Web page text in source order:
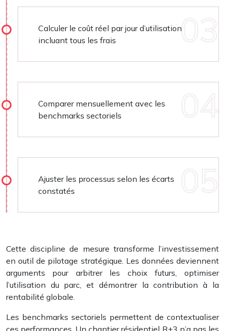
Calculer le coût réel par jour d’utilisation
incluant tous les frais
Comparer mensuellement avec les
benchmarks sectoriels
Ajuster les processus selon les écarts
constatés
Cette discipline de mesure transforme l’investissement
en outil de pilotage stratégique. Les données deviennent
arguments pour arbitrer les choix futurs, optimiser
l’utilisation du parc, et démontrer la contribution à la
rentabilité globale.
Les benchmarks sectoriels permettent de contextualiser